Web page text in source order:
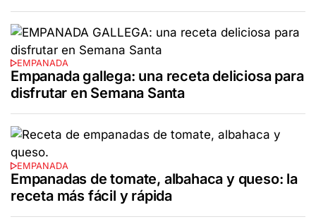
EMPANADA
Empanada gallega: una receta deliciosa para
disfrutar en Semana Santa
EMPANADA
Empanadas de tomate, albahaca y queso: la
receta más fácil y rápida